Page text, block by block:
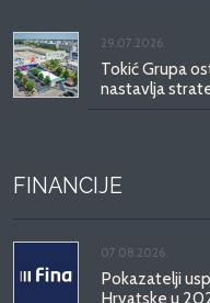
29.07.2026.
Tokić Grupa
nastavlja
FINANCIJE
07.08.2026.
Pokazatelji
Hrvatske u